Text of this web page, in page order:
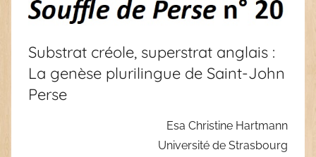
Substrat créole, superstrat anglais :
La genèse plurilingue de Saint-John
Perse
Esa Christine Hartmann
Université de Strasbourg